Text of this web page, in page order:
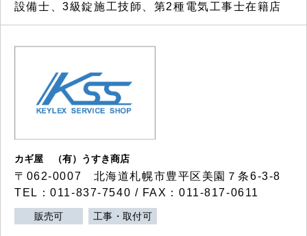
設備士、3級錠施工技師、第2種電気工事士在籍店
カギ屋 （有）うすき商店
〒062-0007 北海道札幌市豊平区美園７条6-3-8
TEL：011-837-7540 / FAX：011-817-0611
販売可 工事・取付可